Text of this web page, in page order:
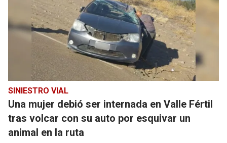
SINIESTRO VIAL
Una mujer debió ser internada en Valle Fértil
tras volcar con su auto por esquivar un
animal en la ruta